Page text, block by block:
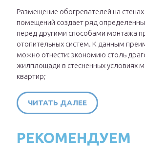
Размещение обогревателей на
помещений создает ряд
перед другими способами монтажа
отопительных систем. К данным
можно отнести: экономию столь
жилплощади в стесненных условиях
квартир;
ЧИТАТЬ ДАЛЕЕ
РЕКОМЕНДУЕМ